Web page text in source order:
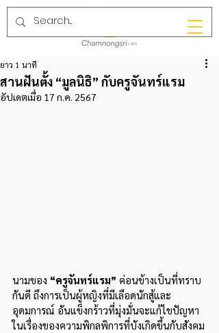
สานฝันตั้ง “มูลนิธิ” กับครูจันทร์แรม
ยาว 1 นาที
อัปเดตเมื่อ 17 ก.ค. 2567
นามของ “ครูจันทร์แรม” ค่อนข้างเป็นที่ทราบ
กันดี ถึงการเป็นผู้หญิงที่มีเลือดนักสู้และ
อุดมการณ์ อันแข็งกร้าวที่มุ่งมั่นจะแก้ไขปัญหา
ในเรื่องของความพิกลพิการที่บังเกิดขึ้นกับสังคม